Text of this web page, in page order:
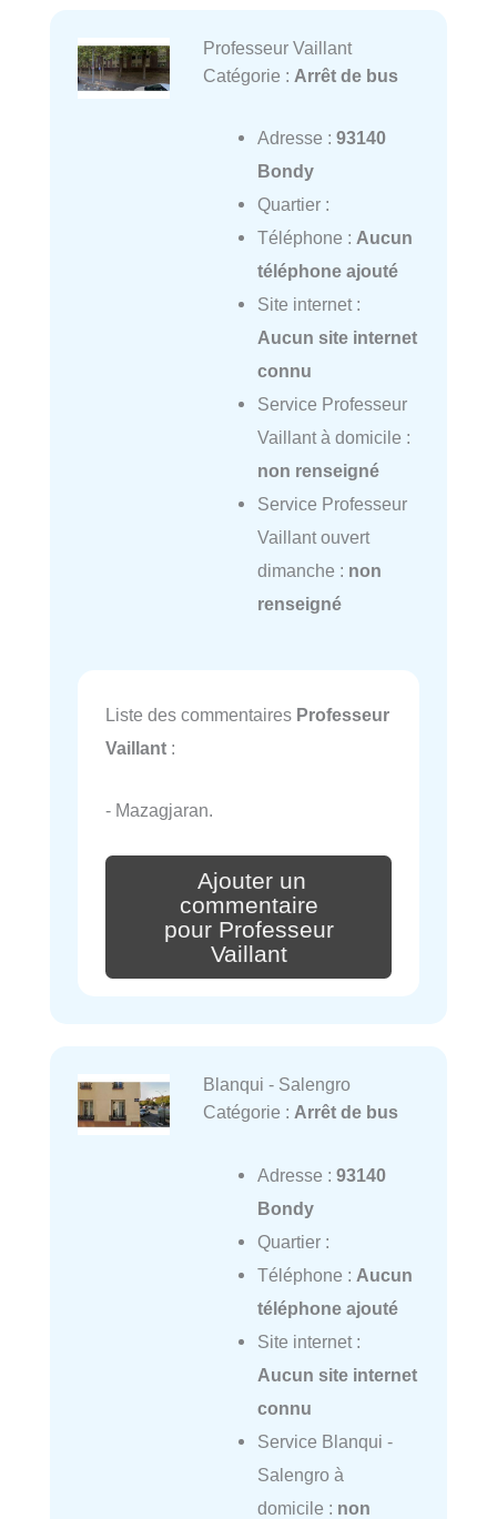
Professeur Vaillant
Catégorie : Arrêt de bus
Adresse : 93140
Bondy
Quartier :
Téléphone : Aucun
téléphone ajouté
Site internet :
Aucun site internet
connu
Service Professeur
Vaillant à domicile :
non renseigné
Service Professeur
Vaillant ouvert
dimanche : non
renseigné
Liste des commentaires Professeur
Vaillant :
- Mazagjaran.
Ajouter un
commentaire
pour Professeur
Vaillant
Blanqui - Salengro
Catégorie : Arrêt de bus
Adresse : 93140
Bondy
Quartier :
Téléphone : Aucun
téléphone ajouté
Site internet :
Aucun site internet
connu
Service Blanqui -
Salengro à
domicile : non